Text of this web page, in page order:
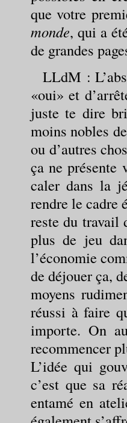
que votre
monde, qui a
de grandes
LLdM :
«oui» et
juste te dire
moins nobles
ou d’autres
ça ne présente
caler dans la
rendre le cadre
reste du travail
plus de jeu
l’économie
de déjouer ça,
moyens
réussi à faire
importe. On
recommencer
L’idée qui
c’est que sa
entamé en